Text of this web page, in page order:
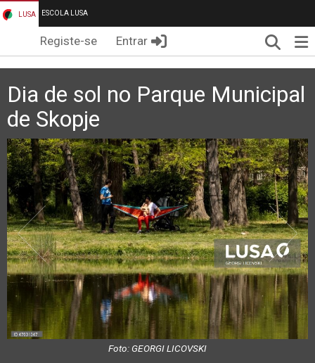
LUSA ESCOLA LUSA
Registe-se Entrar
Dia de sol no Parque Municipal
de Skopje
Foto: GEORGI LICOVSKI